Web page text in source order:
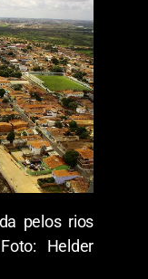
pelos rios
Helder